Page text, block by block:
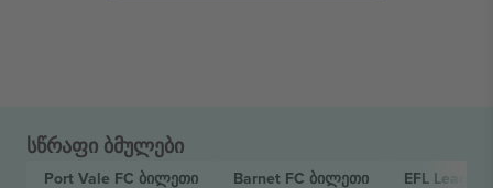
სწრაფი ბმულები
Port Vale FC ბილეთი Barnet FC ბილეთი EFL